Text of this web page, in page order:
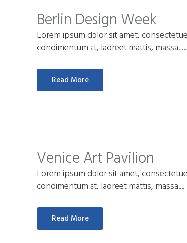
Berlin Design Week
Lorem ipsum dolor sit amet,
condimentum at, laoreet mattis, massa. ...
Read More
Venice Art Pavilion
Lorem ipsum dolor sit amet,
condimentum at, laoreet mattis, massa....
Read More